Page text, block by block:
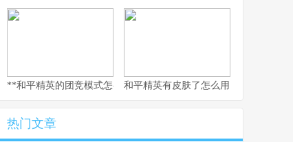
**和平精英的团竞模式怎么换枪，副标题为短兵相接的武器博弈智
和平精英有皮肤了怎么用，从仓库到战
热门文章